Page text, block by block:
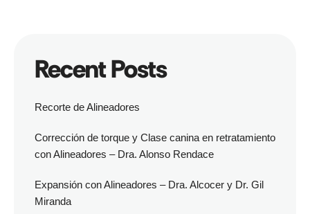
Recent Posts
Recorte de Alineadores
Corrección de torque y Clase canina en retratamiento
con Alineadores – Dra. Alonso Rendace
Expansión con Alineadores – Dra. Alcocer y Dr. Gil
Miranda